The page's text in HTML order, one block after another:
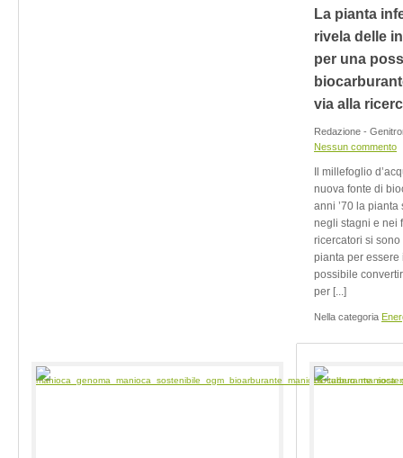
La pianta
rivela delle
per una
via alla
Redazione -
Nessun commento
Il millefoglio
nuova fonte di
anni ’70 la
negli stagni e nei
ricercatori si
pianta per essere
possibile
per [...]
Nella categoria